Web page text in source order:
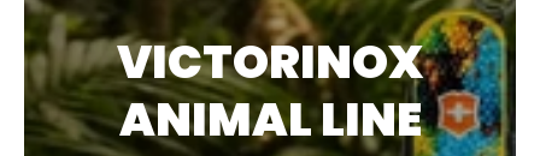
VICTORINOX
ANIMAL LINE